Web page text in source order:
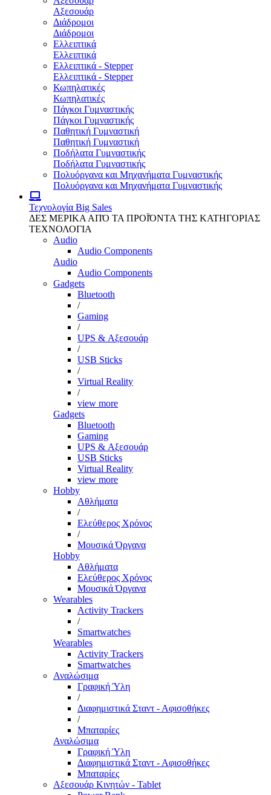
Αξεσουάρ
Διάδρομοι
Διάδρομοι
Ελλειπτικά
Ελλειπτικά
Ελλειπτικά - Stepper
Ελλειπτικά - Stepper
Κωπηλατικές
Κωπηλατικές
Πάγκοι Γυμναστικής
Πάγκοι Γυμναστικής
Παθητική Γυμναστική
Παθητική Γυμναστική
Ποδήλατα Γυμναστικής
Ποδήλατα Γυμναστικής
Πολυόργανα και Μηχανήματα Γυμναστικής
Πολυόργανα και Μηχανήματα Γυμναστικής
Τεχνολογία Big Sales
ΔΕΣ ΜΕΡΙΚΑ ΑΠΌ ΤΑ ΠΡΟΪΌΝΤΑ ΤΗΣ ΚΑΤΗΓΟΡΙΑΣ
ΤΕΧΝΟΛΟΓΙΑ
Audio
Audio Components
Audio
Audio Components
Gadgets
Bluetooth
/
Gaming
/
UPS & Αξεσουάρ
/
USB Sticks
/
Virtual Reality
/
view more
Gadgets
Bluetooth
Gaming
UPS & Αξεσουάρ
USB Sticks
Virtual Reality
view more
Hobby
Αθλήματα
/
Ελεύθερος Χρόνος
/
Μουσικά Όργανα
Hobby
Αθλήματα
Ελεύθερος Χρόνος
Μουσικά Όργανα
Wearables
Activity Trackers
/
Smartwatches
Wearables
Activity Trackers
Smartwatches
Αναλώσιμα
Γραφική Ύλη
/
Διαφημιστικά Σταντ - Αφισοθήκες
/
Μπαταρίες
Αναλώσιμα
Γραφική Ύλη
Διαφημιστικά Σταντ - Αφισοθήκες
Μπαταρίες
Αξεσουάρ Κινητών - Tablet